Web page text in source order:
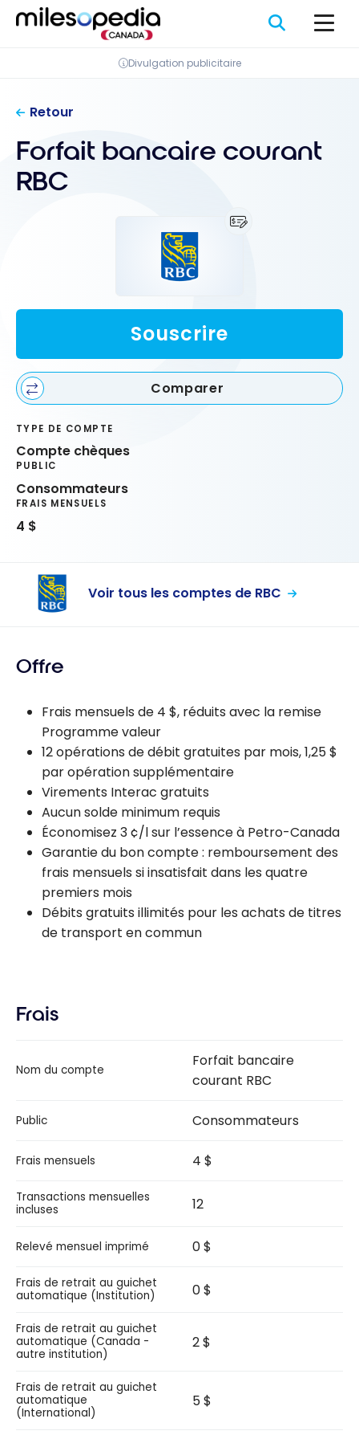
Panneau de gestion des cookies
Passer
Divulgation publicitaire
Retour
Forfait bancaire courant
RBC
Souscrire
Comparer
TYPE DE COMPTE
Compte chèques
PUBLIC
Consommateurs
FRAIS MENSUELS
4 $
Voir tous les comptes de RBC
Offre
Frais mensuels de 4 $, réduits avec la remise
Programme valeur
12 opérations de débit gratuites par mois, 1,25 $
par opération supplémentaire
Virements Interac gratuits
Aucun solde minimum requis
Économisez 3 ¢/l sur l’essence à Petro-Canada
Garantie du bon compte : remboursement des
frais mensuels si insatisfait dans les quatre
premiers mois
Débits gratuits illimités pour les achats de titres
de transport en commun
Frais
Nom du compte
Forfait bancaire
courant RBC
Public Consommateurs
Frais mensuels 4 $
Transactions mensuelles
incluses
12
Relevé mensuel imprimé 0 $
Frais de retrait au guichet
automatique (Institution)
0 $
Frais de retrait au guichet
automatique (Canada -
autre institution)
2 $
Frais de retrait au guichet
automatique
(International)
5 $